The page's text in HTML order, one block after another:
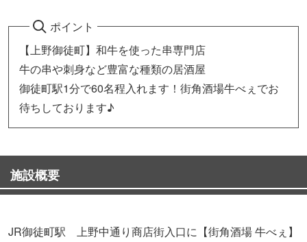
ポイント
【上野御徒町】和牛を使った串専門店
牛の串や刺身など豊富な種類の居酒屋
御徒町駅1分で60名程入れます！街角酒場牛べぇでお
待ちしております♪
施設概要
JR御徒町駅 上野中通り商店街入口に【街角酒場 牛べぇ】